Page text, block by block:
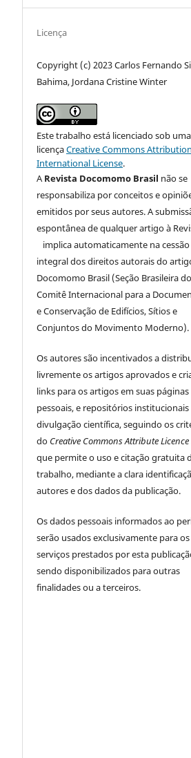
Licença
Copyright (c) 2023 Carlos Fernando
Bahima, Jordana Cristine Winter
Este trabalho está licenciado sob uma
licençaCreative Commons
International License.
ARevista Docomomo Brasil não se
responsabiliza por conceitos e
emitidos por seus autores. A
espontânea de qualquer artigo à
implica automaticamente na cessão
integral dos direitos autorais do
Docomomo Brasil (Seção Brasileira do
Comitê Internacional para a
e Conservação de Edifícios, Sítios e
Conjuntos do Movimento Moderno).
Os autores são incentivados a
livremente os artigos aprovados e
links para os artigos em suas páginas
pessoais, e repositórios institucionais
divulgação científica, seguindo os
do Creative Commons Attribute Licence
que permite o uso e citação gratuita
trabalho, mediante a clara
autores e dos dados da publicação.
Os dados pessoais informados ao
serão usados exclusivamente para os
serviços prestados por esta
sendo disponibilizados para outras
finalidades ou a terceiros.